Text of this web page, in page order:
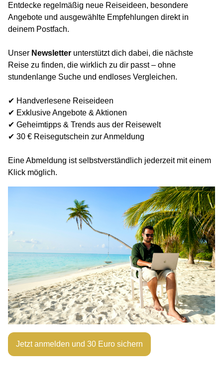
Entdecke regelmäßig neue Reiseideen, besondere
Angebote und ausgewählte Empfehlungen direkt in
deinem Postfach.
Unser Newsletter unterstützt dich dabei, die nächste
Reise zu finden, die wirklich zu dir passt – ohne
stundenlange Suche und endloses Vergleichen.
✔ Handverlesene Reiseideen
✔ Exklusive Angebote & Aktionen
✔ Geheimtipps & Trends aus der Reisewelt
✔ 30 € Reisegutschein zur Anmeldung
Eine Abmeldung ist selbstverständlich jederzeit mit einem
Klick möglich.
Jetzt anmelden und 30 Euro sichern